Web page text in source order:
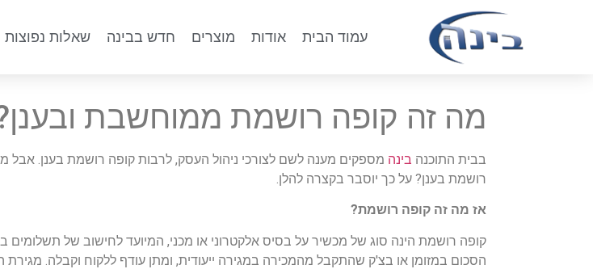
עמוד הבית אודות מוצרים חדש בבינה שאלות נפוצות
מה זה קופה רושמת ממוחשבת
בבית התוכנה בינה מספקים מענה לשם לצורכי ניהול העסק, לרבות קופה רושמת בענן.
רושמת בענן? על כך יוסבר בקצרה להלן.
אז מה זה קופה רושמת?
קופה רושמת הינה סוג של מכשיר על בסיס אלקטרוני או מכני, המיועד לחישוב של
הסכום במזומן או בצ'ק שהתקבל מהמכירה במגירה ייעודית, ומתן עודף ללקוח וקבלה.